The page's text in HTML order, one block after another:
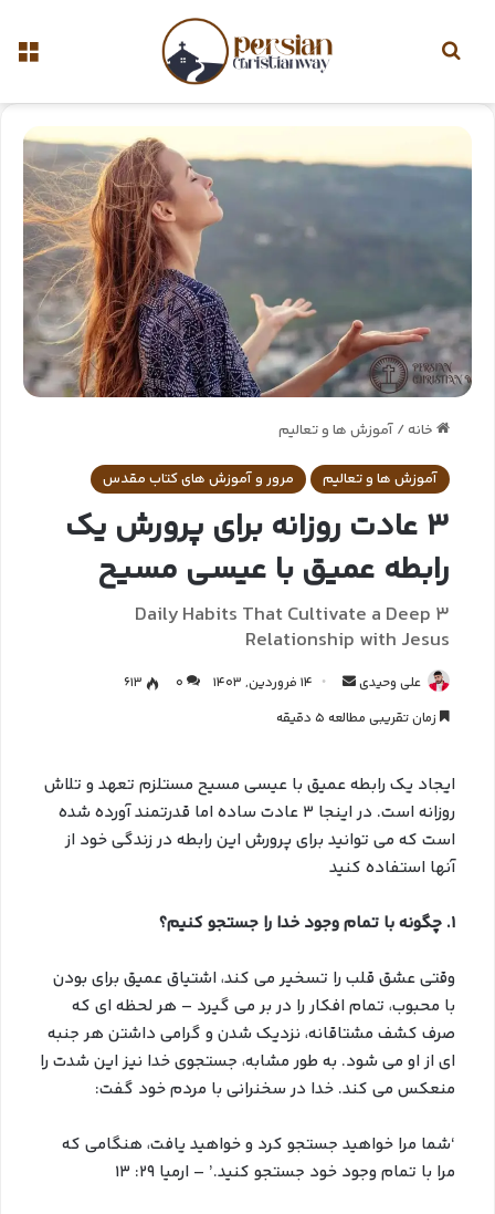
خانه/ آموزش ها و تعالیم
آموزش ها و تعالیم مرور و آموزش های کتاب مقدس
3 عادت روزانه برای پرورش یک
رابطه عمیق با عیسی مسیح
3 Daily Habits That Cultivate a Deep
Relationship with Jesus
علی وحیدی 14 فروردین, 1403 0
613
زمان تقریبی مطالعه 5 دقیقه
ایجاد یک رابطه عمیق با عیسی مسیح مستلزم تعهد و تلاش
روزانه است. در اینجا 3 عادت ساده اما قدرتمند آورده شده
است که می توانید برای پرورش این رابطه در زندگی خود از
آنها استفاده کنید
۱. چگونه با تمام وجود خدا را جستجو کنیم؟
وقتی عشق قلب را تسخیر می کند، اشتیاق عمیق برای بودن
با محبوب، تمام افکار را در بر می گیرد – هر لحظه ای که
صرف کشف مشتاقانه، نزدیک شدن و گرامی داشتن هر جنبه
ای از او می شود. به طور مشابه، جستجوی خدا نیز این شدت را
منعکس می کند. خدا در سخنرانی با مردم خود گفت:
‘شما مرا خواهید جستجو کرد و خواهید یافت، هنگامی که
مرا با تمام وجود خود جستجو کنید.’ – ارمیا ۲۹: ۱۳